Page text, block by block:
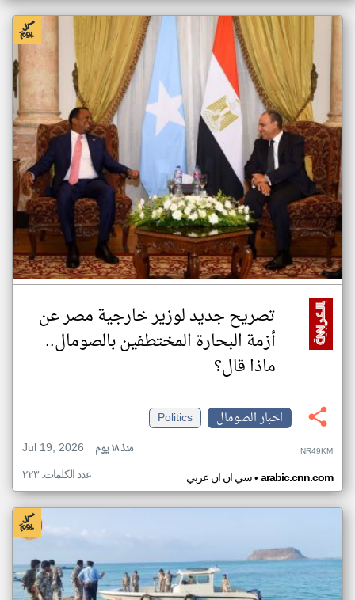
تصريح جديد لوزير خارجية مصر عن
أزمة البحارة المختطفين بالصومال..
ماذا قال؟
اخبار الصومال
Politics
Jul 19, 2026
منذ ١٨ يوم NR49KM
سي ان ان عربي• arabic.cnn.com عدد الكلمات: ٢٢٣